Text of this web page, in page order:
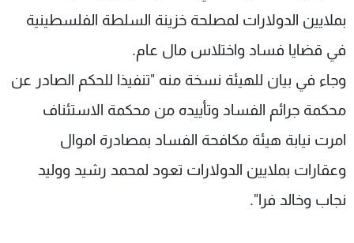
بملايين الدولارات لمصلحة خزينة السلطة الفلسطينية
في قضايا فساد واختلاس مال عام.
وجاء في بيان للهيئة نسخة منه "تنفيذا للحكم الصادر عن
محكمة جرائم الفساد وتأييده من محكمة الاستئناف
امرت نيابة هيئة مكافحة الفساد بمصادرة اموال
وعقارات بملايين الدولارات تعود لمحمد رشيد ووليد
نجاب وخالد فرا".
الإنـتـاج
لاعلاناتكم
تواصل معنا
شروط الإسـتخدام
سياسة الخصوصية